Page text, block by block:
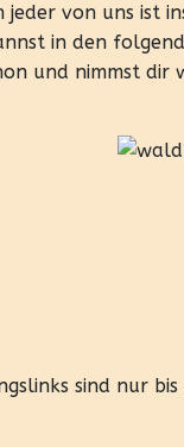
jeder von uns ist
in den
und nimmst
sind nur